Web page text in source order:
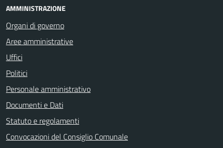
AMMINISTRAZIONE
Organi di governo
Aree amministrative
Uffici
Politici
Personale amministrativo
Documenti e Dati
Statuto e regolamenti
Convocazioni del Consiglio Comunale